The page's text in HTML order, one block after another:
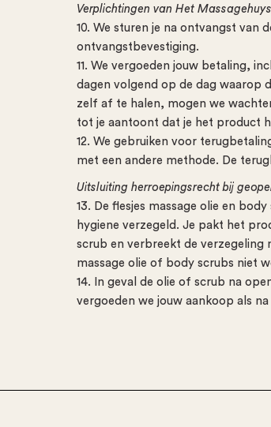
Verplichtingen van Het
10. We sturen je na ontvangst van
ontvangstbevestiging.
11. We vergoeden jouw betaling,
dagen volgend op de dag waarop
zelf af te halen, mogen we
tot je aantoont dat je het product
12. We gebruiken voor
met een andere methode. De
Uitsluiting herroepingsrecht bij
13. De flesjes massage olie en
hygiene verzegeld. Je pakt het
scrub en verbreekt de verzegeling
massage olie of body scrubs niet
14. In geval de olie of scrub na
vergoeden we jouw aankoop als